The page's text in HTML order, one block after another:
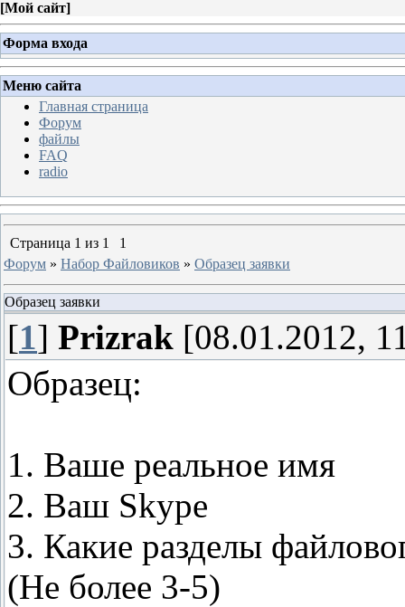
[Мой сайт]
Форма входа
Меню сайта
Главная страница
Форум
файлы
FAQ
radio
Страница 1 из 1
1
Форум » Набор Файловиков » Образец заявки
Образец заявки
[1] Prizrak [08.01.2012,
Образец:
1. Ваше реальное имя
2. Ваш Skype
3. Какие разделы
(Не более 3-5)